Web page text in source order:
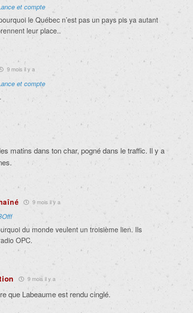
et compte
le Québec n’est pas un pays pis ya autant
leur place..
9 mois il y a
et compte
matins dans ton char, pogné dans le traffic. Il y a
9 mois il y a
du monde veulent un troisième lien. Ils
OPC.
9 mois il y a
que Labeaume est rendu cinglé.